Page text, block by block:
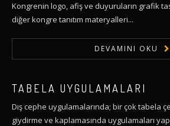
Kongrenin logo, afiş ve duyuruların grafik
diğer kongre tanıtım materyalleri...
DEVAMINI OKU
TABELA UYGULAMALARI
Dış cephe uygulamalarında; bir çok tabela
giydirme ve kaplamasında uygulamaları